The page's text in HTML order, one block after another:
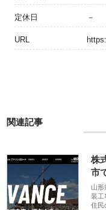
定休日 －
URL
関連記事
株
市
山形
装工
住民